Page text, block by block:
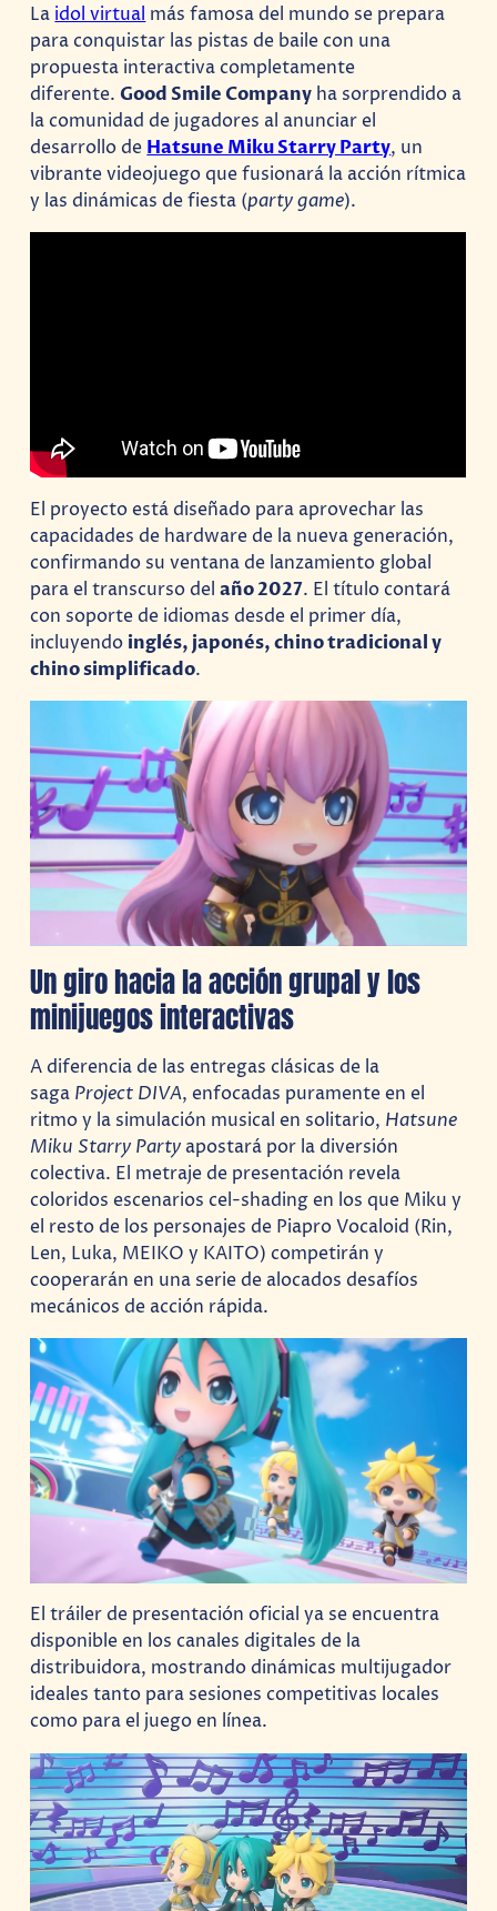
La idol virtual más famosa del mundo se prepara
para conquistar las pistas de baile con una
propuesta interactiva completamente
diferente.Good Smile Company ha sorprendido a
la comunidad de jugadores al anunciar el
desarrollo de Hatsune Miku Starry Party, un
vibrante videojuego que fusionará la acción rítmica
y las dinámicas de fiesta (party game).
El proyecto está diseñado para aprovechar las
capacidades de hardware de la nueva generación,
confirmando su ventana de lanzamiento global
para el transcurso delaño 2027. El título contará
con soporte de idiomas desde el primer día,
incluyendo inglés, japonés, chino tradicional y
chino simplificado.
Un giro hacia la acción grupal y los
minijuegos interactivas
A diferencia de las entregas clásicas de la
saga Project DIVA, enfocadas puramente en el
ritmo y la simulación musical en solitario, Hatsune
Miku Starry Party apostará por la diversión
colectiva. El metraje de presentación revela
coloridos escenarios cel-shading en los que Miku y
el resto de los personajes de Piapro Vocaloid (Rin,
Len, Luka, MEIKO y KAITO) competirán y
cooperarán en una serie de alocados desafíos
mecánicos de acción rápida.
El tráiler de presentación oficial ya se encuentra
disponible en los canales digitales de la
distribuidora, mostrando dinámicas multijugador
ideales tanto para sesiones competitivas locales
como para el juego en línea.